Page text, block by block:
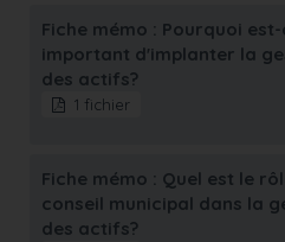
Fiche mémo : Pourquoi est-
important d'implanter la
des actifs?
1 fichier
Fiche mémo : Quel est le
conseil municipal dans la
des actifs?